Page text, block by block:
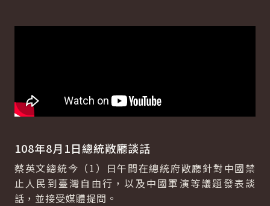
108年8月1日總統敞廳談話
蔡英文總統今（1）日午間在總統府敞廳針對中國禁
止人民到臺灣自由行，以及中國軍演等議題發表談
話，並接受媒體提問。